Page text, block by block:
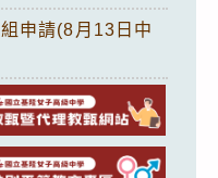
申請(8月13日中